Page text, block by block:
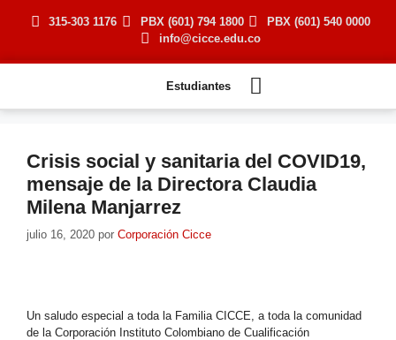
315-303 1176 PBX (601) 794 1800
PBX (601) 540 0000
info@cicce.edu.co
Estudiantes
Turismo
Crisis social y sanitaria del COVID19,
mensaje de la Directora Claudia
Milena Manjarrez
julio 16, 2020 por Corporación Cicce
Un saludo especial a toda la Familia CICCE, a toda la comunidad
de la Corporación Instituto Colombiano de Cualificación